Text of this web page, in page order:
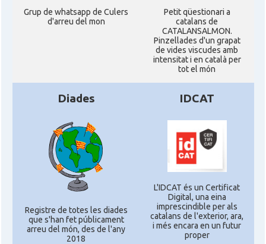
Grup de whatsapp de Culers
d'arreu del mon
Petit qüestionari a
catalans de
CATALANSALMON.
Pinzellades d'un grapat
de vides viscudes amb
intensitat i en català per
tot el món
Diades
Registre de totes les diades
que s'han fet públicament
arreu del món, des de l'any
2018
IDCAT
L'IDCAT és un Certificat
Digital, una eina
imprescindible per als
catalans de l'exterior, ara,
i més encara en un futur
proper